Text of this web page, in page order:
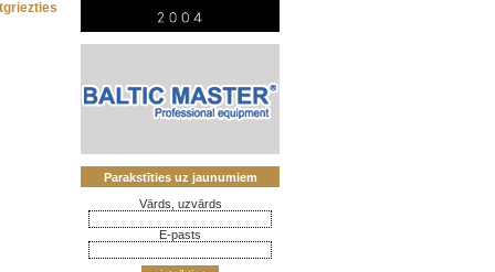
Parakstīties uz jaunumiem
Vārds, uzvārds
E-pasts